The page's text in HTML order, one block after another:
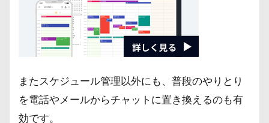
またスケジュール管理以外にも、普段のやりとり
を電話やメールからチャットに置き換えるのも有
効です。